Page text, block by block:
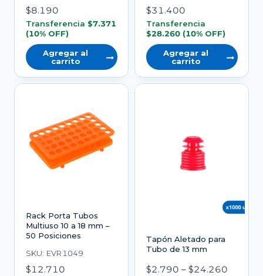
producto
$8.190
Transferencia $7.371
(10% OFF)
Agregar al
carrito
$31.400
Transferencia
$28.260 (10% OFF)
Agregar al
carrito
Rack Porta Tubos
Multiuso 10 a 18 mm –
50 Posiciones
SKU: EVR1049
$12.710
Tapón Aletado para
Tubo de 13 mm
$2.790 – $24.260Rango